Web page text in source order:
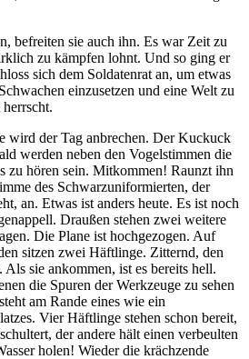
befreiten sie auch ihn. Es war Zeit zu
zu kämpfen lohnt. Und so ging er
sich dem Soldatenrat an, um etwas
einzusetzen und eine Welt zu
wird der Tag anbrechen. Der Kuckuck
werden neben den Vogelstimmen die
zu hören sein. Mitkommen! Raunzt ihn
des Schwarzuniformierten, der
an. Etwas ist anders heute. Es ist noch
Draußen stehen zwei weitere
Die Plane ist hochgezogen. Auf
sitzen zwei Häftlinge. Zitternd, den
sie ankommen, ist es bereits hell.
die Spuren der Werkzeuge zu sehen
am Rande eines wie ein
Vier Häftlinge stehen schon bereit,
der andere hält einen verbeulten
holen! Wieder die krächzende